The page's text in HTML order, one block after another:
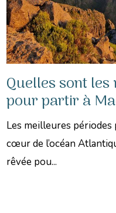
Quelles sont
pour partir à
Les meilleures
cœur de l’océan
rêvée pou...